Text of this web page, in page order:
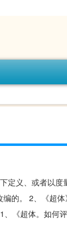
定义、或者以度
的。 2、《超
、《超体。如何